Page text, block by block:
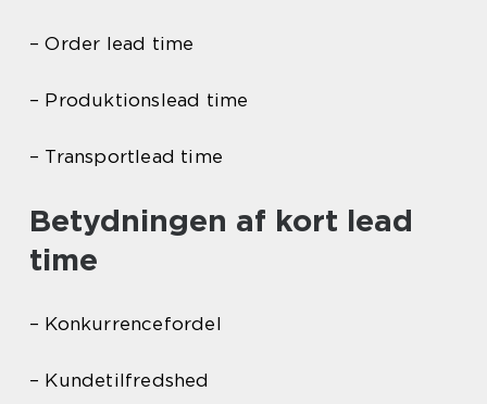
– Order lead time
– Produktionslead time
– Transportlead time
Betydningen af kort lead
time
– Konkurrencefordel
– Kundetilfredshed